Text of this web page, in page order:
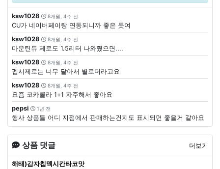
ksw1028 8개월, 4주 전
CU가 네이버페이랑 연동되니까 좋은 듯여
ksw1028
8개월, 4주 전
마운틴듀 제로도 1.5리터 나와줬으면....
ksw1028
8개월, 4주 전
펩시제로는 너무 달아서 별로더라고요
ksw1028
8개월, 4주 전
요즘 코카콜라 1+1 자주해서 좋아요
pepsi
1년 전
행사 상품들 어디 지점에서 판매하는건지도 표시되면 좋을거 같아요
상품 댓글 더보기
해태)감자칩멕시칸타코맛